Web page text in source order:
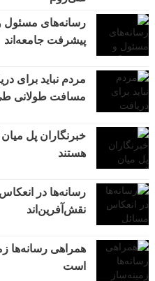
رسانه‌های مسئول
پیشرفت جامعه‌اند
مردم نباید
مسافت طولانی
خبرنگاران پل
هستند
رسانه‌ها در
نقش‌آفرین‌اند
همراهی رسانه‌ها
است